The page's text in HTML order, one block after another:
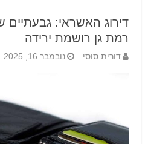
דירוג האשראי:
רמת גן רושמת ירידה
דורית סוסי נובמבר 16, 2025